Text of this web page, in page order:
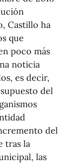
Castillo ha
que
poco más
noticia
es decir,
del
del
tras la
las